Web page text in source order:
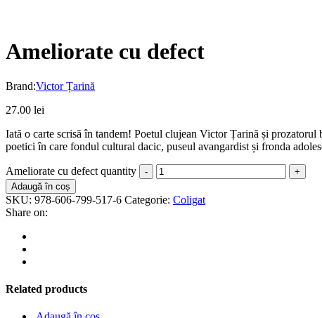
Ameliorate cu defect
Brand:Victor Țarină
27.00 lei
Iată o carte scrisă în tandem! Poetul clujean Victor Țarină și
poetici în care fondul cultural dacic, puseul avangardist și fronda
Ameliorate cu defect quantity
Adaugă în coș
SKU: 978-606-799-517-6 Categorie: Coligat
Share on:
Related products